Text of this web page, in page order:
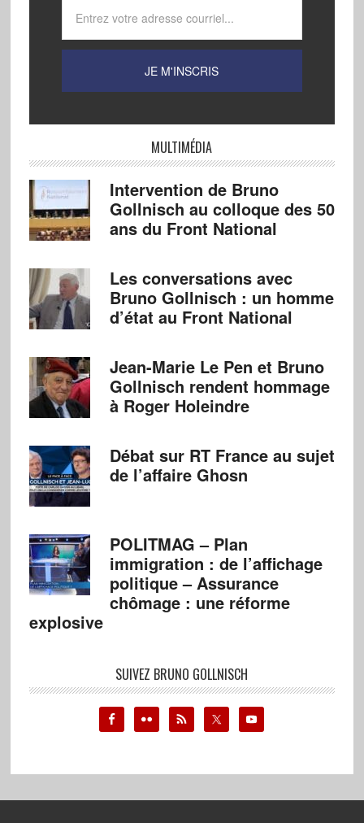
MULTIMÉDIA
Intervention de Bruno
Gollnisch au colloque des 50
ans du Front National
Les conversations avec
Bruno Gollnisch : un homme
d’état au Front National
Jean-Marie Le Pen et Bruno
Gollnisch rendent hommage
à Roger Holeindre
Débat sur RT France au sujet
de l’affaire Ghosn
POLITMAG – Plan
immigration : de l’affichage
politique – Assurance
chômage : une réforme
explosive
SUIVEZ BRUNO GOLLNISCH